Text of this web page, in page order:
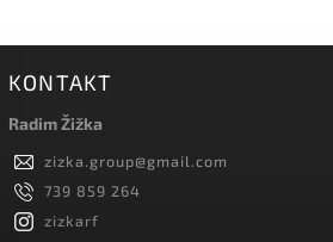
KONTAKT
Radim Žižka
zizka.group@gmail.com
739 859 264
zizkarf